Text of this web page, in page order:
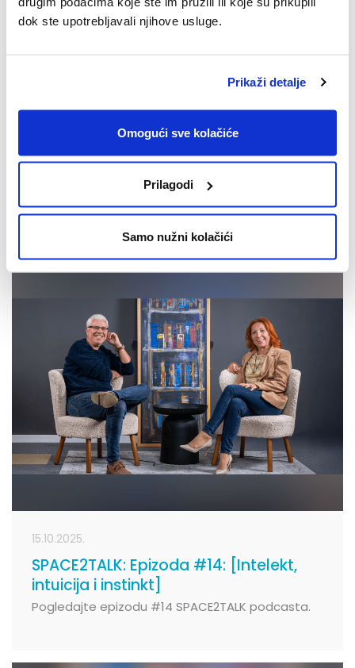
dok ste upotrebljavali njihove usluge.
Prikaži detalje
Omogući sve kolačiće
Prilagodi
Samo nužni kolačići
Plantur 39 Fito-Kofeinski tonik
Aktivira korijen dlake kako bi se smanjio gubitak kose kod žena
nakon 40-te godine.
15.10.2025.
SPACE2TALK: Epizoda #14: [Intelekt,
intuicija i instinkt]
Pogledajte epizodu #14 SPACE2TALK podcasta.